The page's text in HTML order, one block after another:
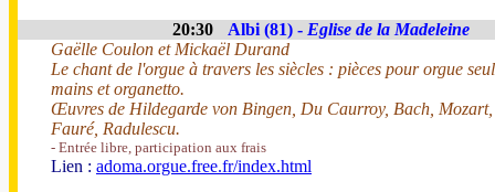
20:30 Albi (81) - Eglise de la Madeleine
Gaëlle Coulon et Mickaël Durand
Le chant de l'orgue à travers les siècles : pièces pour orgue
mains et organetto.
Œuvres de Hildegarde von Bingen, Du Caurroy, Bach, Mozart,
Fauré, Radulescu.
- Entrée libre, participation aux frais
Lien : adoma.orgue.free.fr/index.html